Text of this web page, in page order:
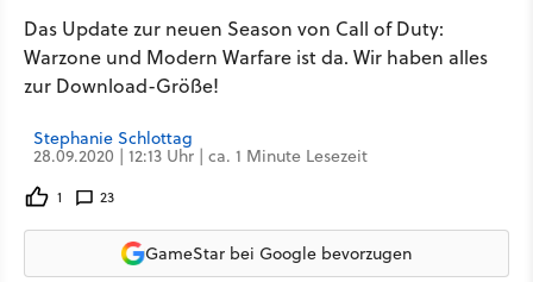
Das Update zur neuen Season von Call of Duty:
Warzone und Modern Warfare ist da. Wir haben alles
zur Download-Größe!
Stephanie Schlottag
28.09.2020 | 12:13 Uhr | ca. 1 Minute Lesezeit
1 23
GameStar bei Google bevorzugen